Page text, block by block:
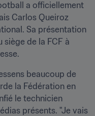
a officiellement
Carlos Queiroz
Sa présentation
siège de la FCF à
beaucoup de
la Fédération en
le technicien
présents. "Je vais